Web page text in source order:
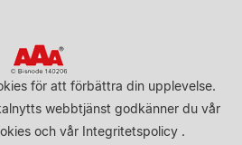
för att förbättra din upplevelse.
webbtjänst godkänner du vår
och vår Integritetspolicy .